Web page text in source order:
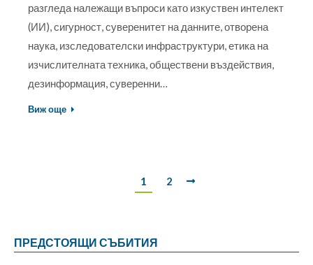
разгледа належащи въпроси като изкуствен интелект
(ИИ), сигурност, суверенитет на данните, отворена
наука, изследователски инфраструктури, етика на
изчислителната техника, обществени въздействия,
дезинформация, суверенни…
Виж още
1 2
ПРЕДСТОЯЩИ СЪБИТИЯ